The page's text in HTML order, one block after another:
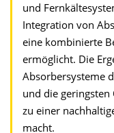
und
Integration von
eine kombinierte
ermöglicht. Die
Absorbersysteme
und die geringsten
zu einer
macht.